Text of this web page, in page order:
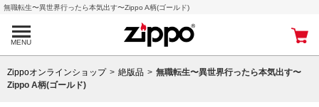
無職転生〜異世界行ったら本気出す〜Zippo A柄(ゴールド)
MENU
Zippoオンラインショップ 絶版品
無職転生〜異世界行ったら本気出す〜
Zippo A柄(ゴールド)